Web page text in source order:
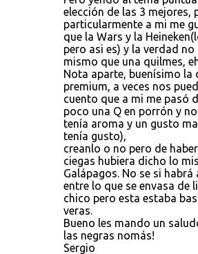
elección de las 3 mejores,
particularmente a mi me
que la Wars y la
pero asi es) y la verdad no
mismo que una quilmes,
Nota aparte, buenísimo la
premium, a veces nos
cuento que a mi me pasó
poco una Q en porrón y
tenía aroma y un gusto
tenía gusto),
creanlo o no pero de
ciegas hubiera dicho lo
Galápagos. No se si
entre lo que se envasa de
chico pero esta estaba
veras.
Bueno les mando un
las negras nomás!
Sergio